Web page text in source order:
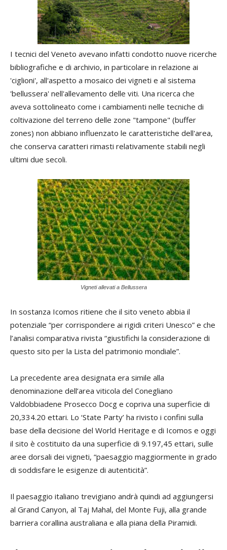
I tecnici del Veneto avevano infatti condotto nuove ricerche
bibliografiche e di archivio, in particolare in relazione ai
'ciglioni', all'aspetto a mosaico dei vigneti e al sistema
'bellussera' nell'allevamento delle viti. Una ricerca che
aveva sottolineato come i cambiamenti nelle tecniche di
coltivazione del terreno delle zone "tampone" (buffer
zones) non abbiano influenzato le caratteristiche dell'area,
che conserva caratteri rimasti relativamente stabili negli
ultimi due secoli.
Vigneti allevati a Bellussera
In sostanza Icomos ritiene che il sito veneto abbia il
potenziale “per corrispondere ai rigidi criteri Unesco” e che
l’analisi comparativa rivista “giustifichi la considerazione di
questo sito per la Lista del patrimonio mondiale”.
La precedente area designata era simile alla
denominazione dell’area viticola del Conegliano
Valdobbiadene Prosecco Docg e copriva una superficie di
20,334.20 ettari. Lo ‘State Party’ ha rivisto i confini sulla
base della decisione del World Heritage e di Icomos e oggi
il sito è costituito da una superficie di 9.197,45 ettari, sulle
aree dorsali dei vigneti, “paesaggio maggiormente in grado
di soddisfare le esigenze di autenticità”.
Il paesaggio italiano trevigiano andrà quindi ad aggiungersi
al Grand Canyon, al Taj Mahal, del Monte Fuji, alla grande
barriera corallina australiana e alla piana della Piramidi.